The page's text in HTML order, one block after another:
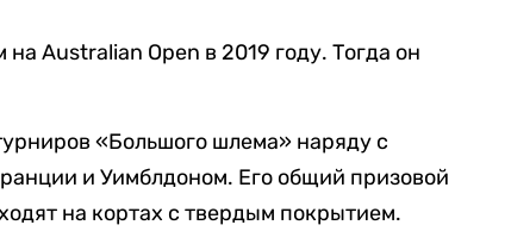
Australian Open в 2019 году. Тогда он
«Большого шлема» наряду с
и Уимблдоном. Его общий призовой
на кортах с твердым покрытием.